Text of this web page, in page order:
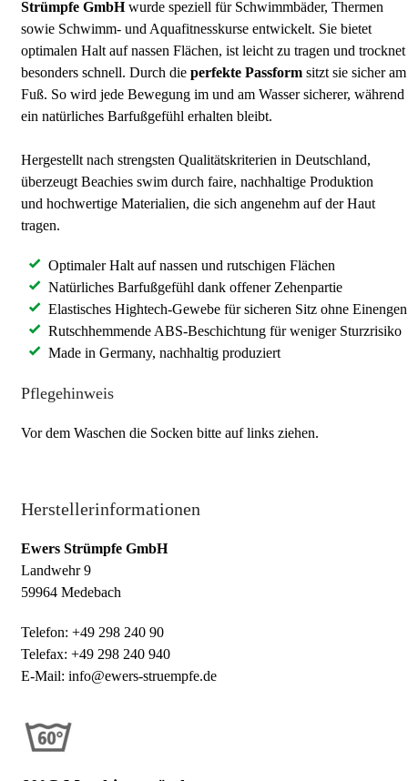
Strümpfe GmbHwurde speziell für Schwimmbäder, Thermen
sowie Schwimm- und Aquafitnesskurse entwickelt. Sie bietet
optimalen Halt auf nassen Flächen, ist leicht zu tragen und trocknet
besonders schnell. Durch die perfekte Passform sitzt sie sicher am
Fuß. So wird jede Bewegung im und am Wasser sicherer, während
ein natürliches Barfußgefühl erhalten bleibt.
Hergestellt nach strengsten Qualitätskriterien in Deutschland,
überzeugt Beachies swim durch faire, nachhaltige Produktion
und hochwertige Materialien, die sich angenehm auf der Haut
tragen.
Optimaler Halt auf nassen und rutschigen Flächen
Natürliches Barfußgefühl dank offener Zehenpartie
Elastisches Hightech-Gewebe für sicheren Sitz ohne Einengen
Rutschhemmende ABS-Beschichtung für weniger Sturzrisiko
Made in Germany, nachhaltig produziert
Pflegehinweis
Vor dem Waschen die Socken bitte auf links ziehen.
Herstellerinformationen
Ewers Strümpfe GmbH
Landwehr 9
59964 Medebach
Telefon: +49 298 240 90
Telefax: +49 298 240 940
E-Mail: info@ewers-struempfe.de